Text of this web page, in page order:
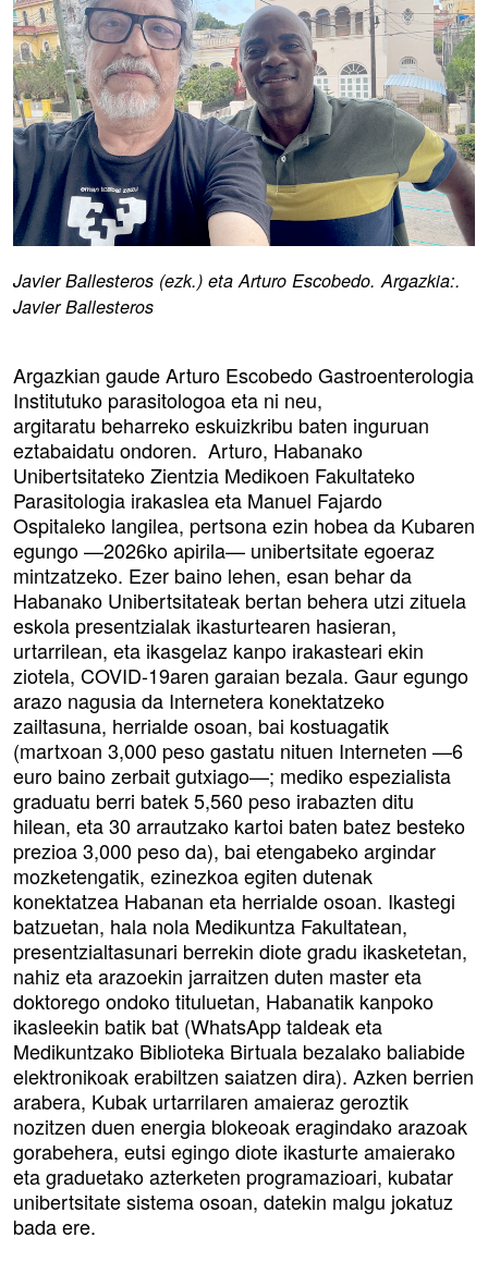
Javier Ballesteros (ezk.) eta Arturo Escobedo. Argazkia:.
Javier Ballesteros
Argazkian gaude Arturo Escobedo Gastroenterologia
Institutuko parasitologoa eta ni neu,
argitaratu beharreko eskuizkribu baten inguruan
eztabaidatu ondoren. Arturo, Habanako
Unibertsitateko Zientzia Medikoen Fakultateko
Parasitologia irakaslea eta Manuel Fajardo
Ospitaleko langilea, pertsona ezin hobea da Kubaren
egungo —2026ko apirila— unibertsitate egoeraz
mintzatzeko. Ezer baino lehen, esan behar da
Habanako Unibertsitateak bertan behera utzi zituela
eskola presentzialak ikasturtearen hasieran,
urtarrilean, eta ikasgelaz kanpo irakasteari ekin
ziotela, COVID-19aren garaian bezala. Gaur egungo
arazo nagusia da Internetera konektatzeko
zailtasuna, herrialde osoan, bai kostuagatik
(martxoan 3,000 peso gastatu nituen Interneten —6
euro baino zerbait gutxiago—; mediko espezialista
graduatu berri batek 5,560 peso irabazten ditu
hilean, eta 30 arrautzako kartoi baten batez besteko
prezioa 3,000 peso da), bai etengabeko argindar
mozketengatik, ezinezkoa egiten dutenak
konektatzea Habanan eta herrialde osoan. Ikastegi
batzuetan, hala nola Medikuntza Fakultatean,
presentzialtasunari berrekin diote gradu ikasketetan,
nahiz eta arazoekin jarraitzen duten master eta
doktorego ondoko tituluetan, Habanatik kanpoko
ikasleekin batik bat (WhatsApp taldeak eta
Medikuntzako Biblioteka Birtuala bezalako baliabide
elektronikoak erabiltzen saiatzen dira). Azken berrien
arabera, Kubak urtarrilaren amaieraz geroztik
nozitzen duen energia blokeoak eragindako arazoak
gorabehera, eutsi egingo diote ikasturte amaierako
eta graduetako azterketen programazioari, kubatar
unibertsitate sistema osoan, datekin malgu jokatuz
bada ere.